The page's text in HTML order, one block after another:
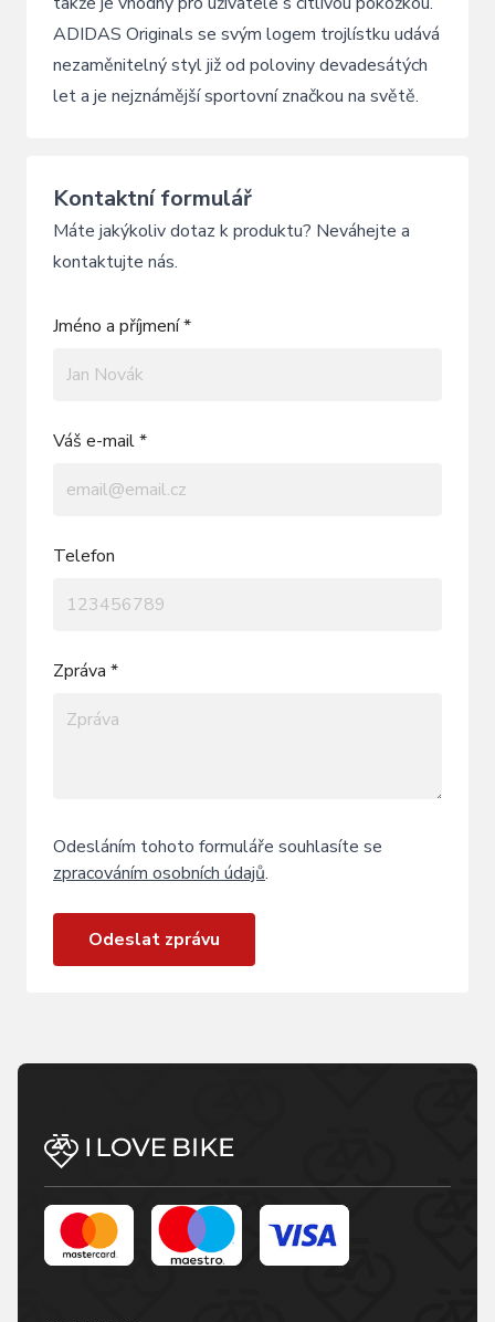
ADIDAS Originals se svým logem trojlístku udává
nezaměnitelný styl již od poloviny devadesátých
let a je nejznámější sportovní značkou na světě.
Kontaktní formulář
Máte jakýkoliv dotaz k produktu? Neváhejte a
kontaktujte nás.
Jméno a příjmení *
Váš e-mail *
Telefon
Zpráva *
Odesláním tohoto formuláře souhlasíte se
zpracováním osobních údajů.
Odeslat zprávu